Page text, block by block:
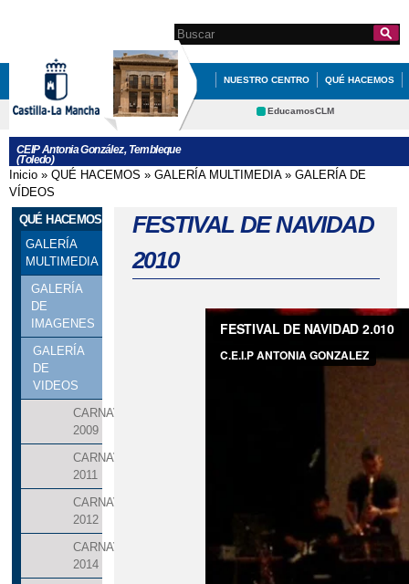
contenido
principal
Formulario de
búsqueda
Search this site
NUESTRO CENTRO QUÉ HACEMOS
EDUCACIÓN INFORMATE
EducamosCLM
Deportes CRFP
CEIP Antonia González, Tembleque
(Toledo)
Se encuentra usted aquí
Inicio » QUÉ HACEMOS » GALERÍA MULTIMEDIA» GALERÍA DE
VÍDEOS
QUÉ HACEMOS
GALERÍA
MULTIMEDIA
GALERÍA
DE
IMAGENES
GALERÍA
DE
VIDEOS
CARNAVALES
2009
CARNAVALES
2011
CARNAVALES
2012
CARNAVALES
2014
FESTIVAL DE NAVIDAD
2010